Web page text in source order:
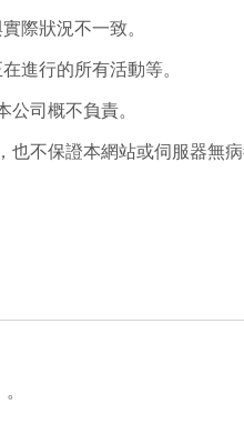
際狀況不一致。
進行的所有活動等。
司概不負責。
不保證本網站或伺服器無病